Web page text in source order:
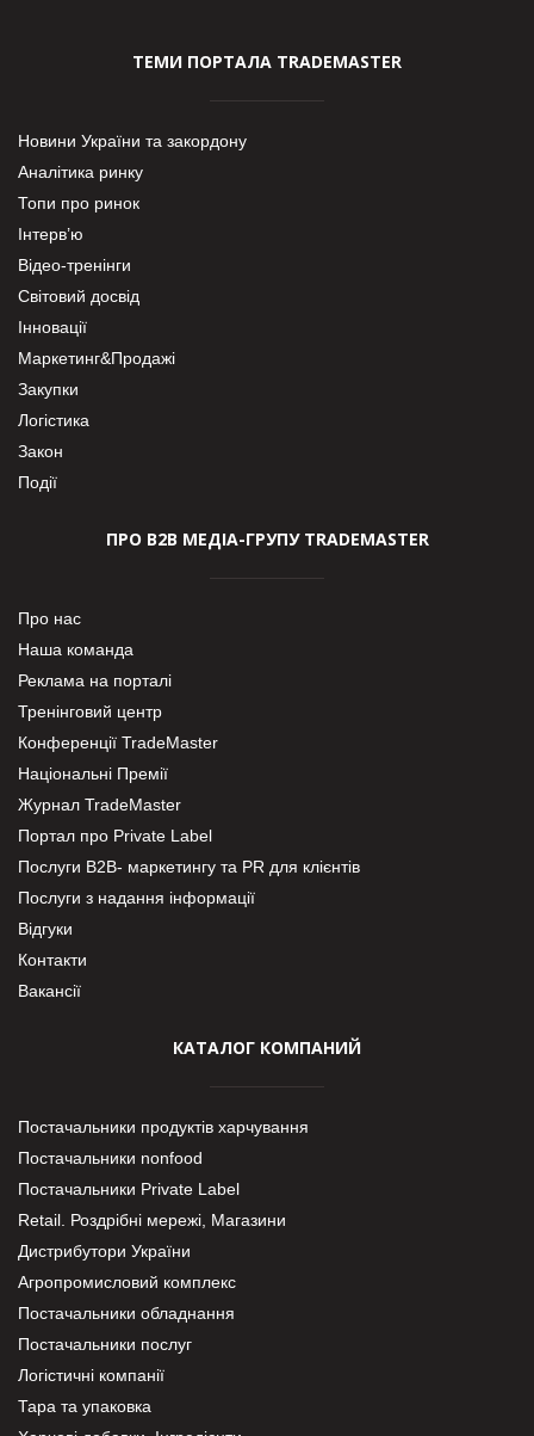
ТЕМИ ПОРТАЛА TRADEMASTER
Новини України та закордону
Аналітика ринку
Топи про ринок
Інтерв’ю
Відео-тренінги
Світовий досвід
Інновації
Маркетинг&Продажі
Закупки
Логістика
Закон
Події
ПРО В2В МЕДІА-ГРУПУ TRADEMASTER
Про нас
Наша команда
Реклама на порталі
Тренінговий центр
Конференції TradeMaster
Національні Премії
Журнал TradeMaster
Портал про Private Label
Послуги В2В- маркетингу та PR для клієнтів
Послуги з надання інформації
Відгуки
Контакти
Вакансії
КАТАЛОГ КОМПАНИЙ
Постачальники продуктів харчування
Постачальники nonfood
Постачальники Private Label
Retail. Роздрібні мережі, Магазини
Дистрибутори України
Агропромисловий комплекс
Постачальники обладнання
Постачальники послуг
Логістичні компанії
Тара та упаковка